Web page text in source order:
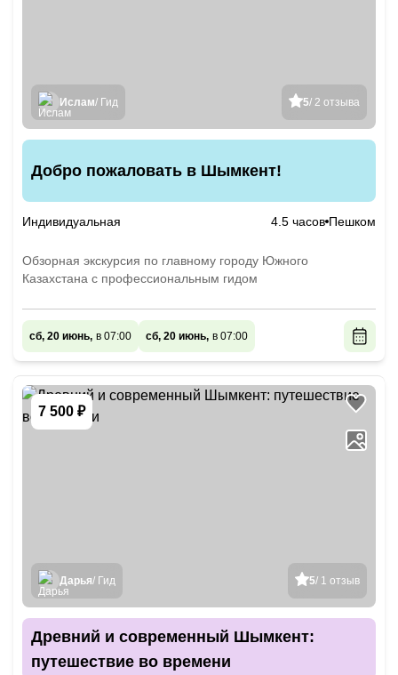
5/ 2 отзыва
Ислам/ Гид
Добро пожаловать в Шымкент!
Индивидуальная 4.5 часов Пешком
Обзорная экскурсия по главному городу Южного
Казахстана с профессиональным гидом
сб, 20 июнь, в 07:00 сб, 20 июнь, в 07:00
7 500 ₽
5/ 1 отзыв
Дарья/ Гид
Древний и современный Шымкент:
путешествие во времени